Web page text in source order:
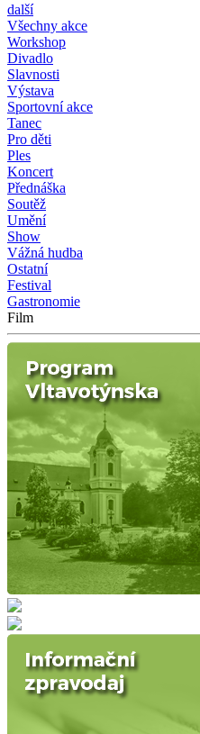
další
Všechny akce
Workshop
Divadlo
Slavnosti
Výstava
Sportovní akce
Tanec
Pro děti
Ples
Koncert
Přednáška
Soutěž
Umění
Show
Vážná hudba
Ostatní
Festival
Gastronomie
Film